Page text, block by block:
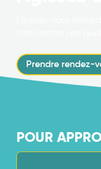
Prendre rendez-
POUR